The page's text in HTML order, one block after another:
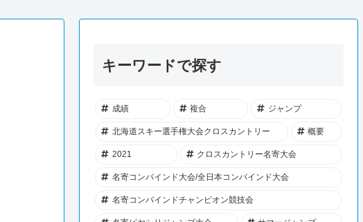
キーワードで探す
成績 複合 ジャンプ
北海道スキー選手権大会クロスカントリー 概要
2021 クロスカントリー名寄大会
名寄コンバインド大会/全日本コンバインド大会
名寄コンバインドチャンピオン競技会